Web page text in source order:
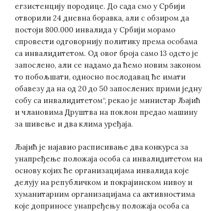
егзистенцију породице. До сада смо у Србији
отворили 24 дневна боравка, али с обзиром да
постоји 800.000 инвалида у Србији морамо
спровести одговорнију политику према особама
са инвалидитетом. Од овог броја само 13 одсто је
запослено, али се надамо да ћемо новим законом
то побољшати, односно послодавац ће имати
обавезу да на од 20 до 50 запослених прими једну
собу са инвалидитетом“, рекао је министар Љајић
и члановима Друштва на поклон предао машину
за шивење и два клима уређаја.
Љајић je најавиo расписивање два конкурса за
унапређење положаја особа са инвалидитетом на
основу којих ће организацијама инвалида које
делују на републичком и покрајинском нивоу и
хуманитарним организацијама са активностима
које доприносе унапређењу положаја особа са